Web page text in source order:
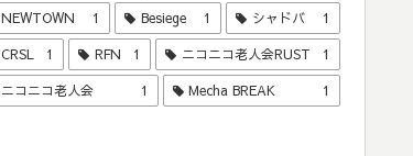
NEWTOWN 1 Besiege 1 シャドバ 1
CRSL 1 RFN 1 ニコニコ老人会RUST 1
ニコニコ老人会 1 Mecha BREAK 1